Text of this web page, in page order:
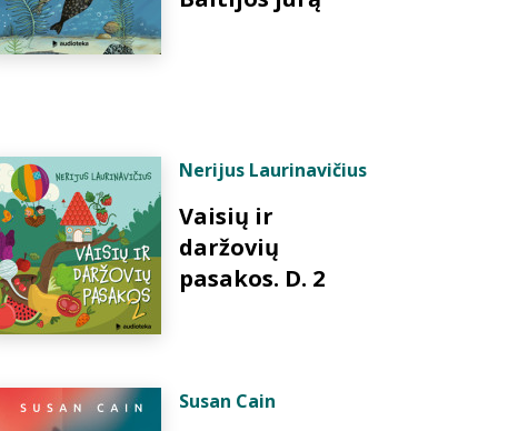
Nerijus Laurinavičius
Vaisių ir
daržovių
pasakos. D. 2
Susan Cain